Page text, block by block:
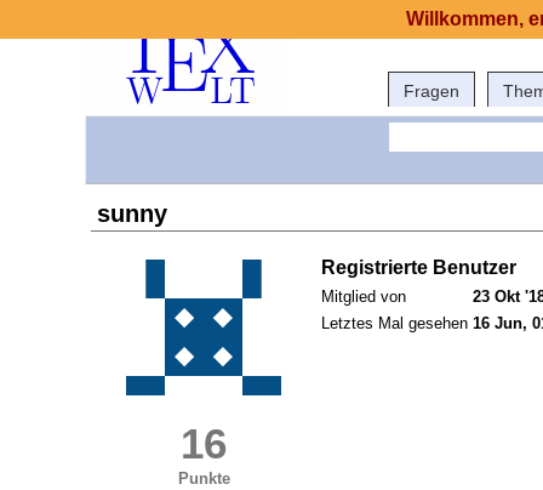
Fragen
sunny
16
Punkte
Registrierte Benutzer
Mitglied von
23 Okt
Letztes Mal gesehen 16 Jun,
Willkommen,